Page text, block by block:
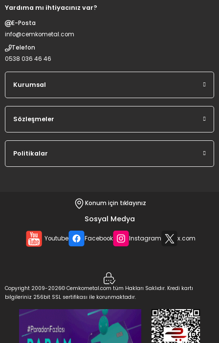
Yardıma mı ihtiyacınız var?
E-Posta
info@cemkometal.com
Telefon
0538 036 46 46
Kurumsal
Sözleşmeler
Politikalar
Konum için tıklayınız
Sosyal Medya
Youtube Facebook Instagram x.com
Copyright 2009-2026© Cemkometal.com tüm Hakları Saklıdır. Kredi kartı
bilgileriniz 256bit SSL sertifikası ile korunmaktadır.